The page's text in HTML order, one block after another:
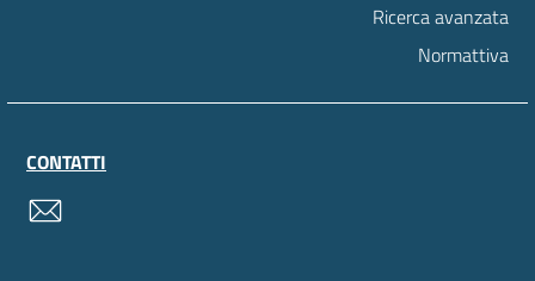
Ricerca avanzata
Normattiva
CONTATTI